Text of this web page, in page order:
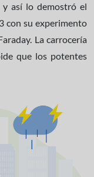
así lo demostró el
con su experimento
La carrocería
que los potentes